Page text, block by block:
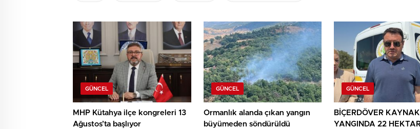
GÜNCEL
MHP Kütahya ilçe kongreleri 13
Ağustos’ta başlıyor
GÜNCEL
Ormanlık alanda çıkan yangın
büyümeden söndürüldü
GÜNCEL
BİÇERDÖVER
YANGINDA 22